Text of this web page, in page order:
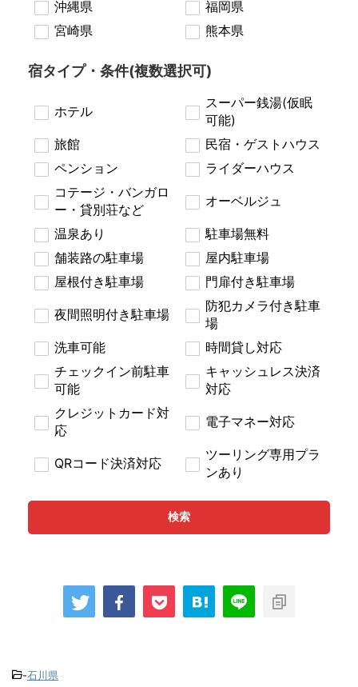
沖縄県
福岡県
宮崎県
熊本県
宿タイプ・条件(複数選択可)
ホテル
スーパー銭湯(仮眠
可能)
旅館
民宿・ゲストハウス
ペンション
ライダーハウス
コテージ・バンガロ
ー・貸別荘など
オーベルジュ
温泉あり
駐車場無料
舗装路の駐車場
屋内駐車場
屋根付き駐車場
門扉付き駐車場
夜間照明付き駐車場
防犯カメラ付き駐車
場
洗車可能
時間貸し対応
チェックイン前駐車
可能
キャッシュレス決済
対応
クレジットカード対
応
電子マネー対応
QRコード決済対応
ツーリング専用プラ
ンあり
検索
-石川県